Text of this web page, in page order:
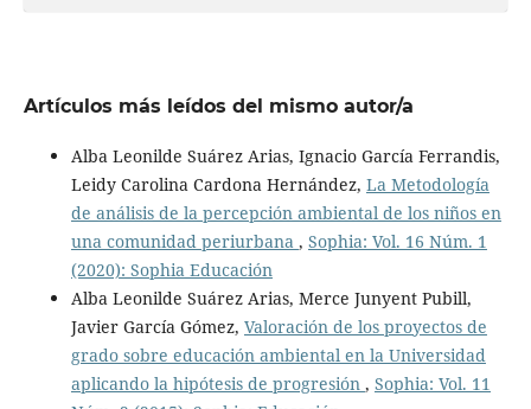
Artículos más leídos del mismo autor/a
Alba Leonilde Suárez Arias, Ignacio García Ferrandis,
Leidy Carolina Cardona Hernández, La Metodología
de análisis de la percepción ambiental de los niños en
una comunidad periurbana , Sophia: Vol. 16 Núm. 1
(2020): Sophia Educación
Alba Leonilde Suárez Arias, Merce Junyent Pubill,
Javier García Gómez, Valoración de los proyectos de
grado sobre educación ambiental en la Universidad
aplicando la hipótesis de progresión , Sophia: Vol. 11